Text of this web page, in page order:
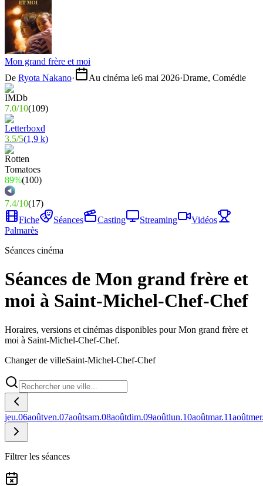
Mon grand frère et moi
De Ryota Nakano· Au cinéma le6 mai 2026·Drame, Comédie
7.0/10(109)
3.5/5(1,9 k)
89%(100)
7.4/10(17)
Fiche
Séances Casting Streaming
Vidéos
Palmarès
Séances cinéma
Séances de Mon grand frère et
moi à Saint-Michel-Chef-Chef
Horaires, versions et cinémas disponibles pour Mon grand frère et
moi à Saint-Michel-Chef-Chef.
Changer de villeSaint-Michel-Chef-Chef
jeu.06aoûtven.07aoûtsam.08aoûtdim.09aoûtlun.10aoûtmar.11août
Filtrer les séances